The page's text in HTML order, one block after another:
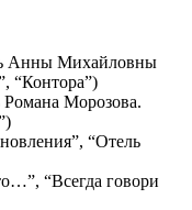
Анны Михайловны
“Контора”)
Морозова.
“Отель
“Всегда говори